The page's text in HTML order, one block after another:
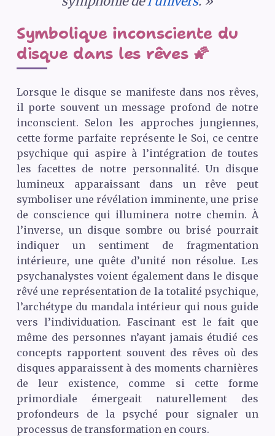
Symbolique inconsciente du
disque dans les rêves 🌠
Lorsque le disque se manifeste dans nos rêves,
il porte souvent un message profond de notre
inconscient. Selon les approches jungiennes,
cette forme parfaite représente le Soi, ce centre
psychique qui aspire à l’intégration de toutes
les facettes de notre personnalité. Un disque
lumineux apparaissant dans un rêve peut
symboliser une révélation imminente, une prise
de conscience qui illuminera notre chemin. À
l’inverse, un disque sombre ou brisé pourrait
indiquer un sentiment de fragmentation
intérieure, une quête d’unité non résolue. Les
psychanalystes voient également dans le disque
rêvé une représentation de la totalité psychique,
l’archétype du mandala intérieur qui nous guide
vers l’individuation. Fascinant est le fait que
même des personnes n’ayant jamais étudié ces
concepts rapportent souvent des rêves où des
disques apparaissent à des moments charnières
de leur existence, comme si cette forme
primordiale émergeait naturellement des
profondeurs de la psyché pour signaler un
processus de transformation en cours.